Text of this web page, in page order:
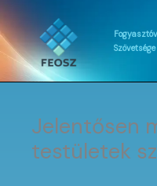
Skip
to
content
Szövetsége
Jelentősen
testületek